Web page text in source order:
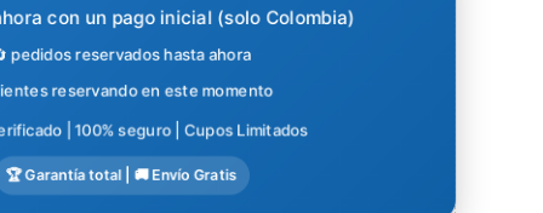
con un pago inicial (solo Colombia)
pedidos reservados hasta ahora
reservando en este momento
| 100% seguro | Cupos Limitados
🏆 Garantía total | 🚚 Envío Gratis